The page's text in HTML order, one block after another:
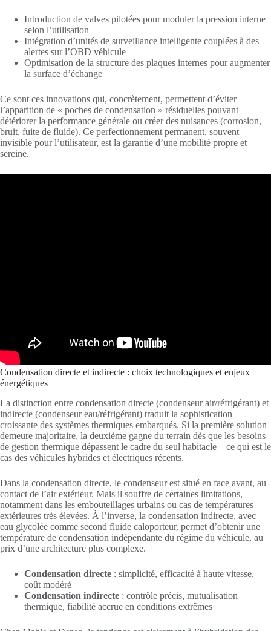
Introduction de valves pilotées pour moduler la pression interne
selon l’utilisation
Intégration d’unités de surveillance intelligente couplées à des
alertes sur l’OBD véhicule
Optimisation de la structure des plaques internes pour augmenter
la surface d’échange
Ce sont ces innovations qui, concrètement, permettent d’éviter
l’apparition de « poches de condensation » résiduelles pouvant
détériorer la performance générale ou créer des nuisances (corrosion,
bruit, fuite de fluide). Ce perfectionnement permanent, souvent
invisible pour l’utilisateur, est la garantie d’une mobilité propre et
sereine.
Condensation directe et indirecte : choix technologiques et enjeux
énergétiques
La distinction entre condensation directe (condenseur air/réfrigérant) et
indirecte (condenseur eau/réfrigérant) traduit la sophistication
croissante des systèmes thermiques embarqués. Si la première solution
demeure majoritaire, la deuxième gagne du terrain dès que les besoins
de gestion thermique dépassent le cadre du seul habitacle – ce qui est le
cas des véhicules hybrides et électriques récents.
Dans la condensation directe, le condenseur est situé en face avant, au
contact de l’air extérieur. Mais il souffre de certaines limitations,
notamment dans les embouteillages urbains ou cas de températures
extérieures très élevées. À l’inverse, la condensation indirecte, avec
eau glycolée comme second fluide caloporteur, permet d’obtenir une
température de condensation indépendante du régime du véhicule, au
prix d’une architecture plus complexe.
Condensation directe : simplicité, efficacité à haute vitesse,
coût modéré
Condensation indirecte : contrôle précis, mutualisation
thermique, fiabilité accrue en conditions extrêmes